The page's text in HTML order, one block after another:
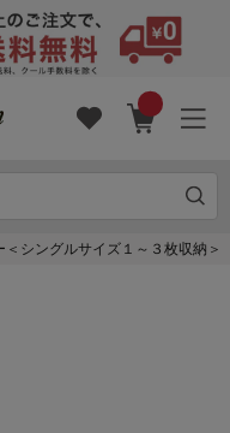
シングルサイズ１～３枚収納＞